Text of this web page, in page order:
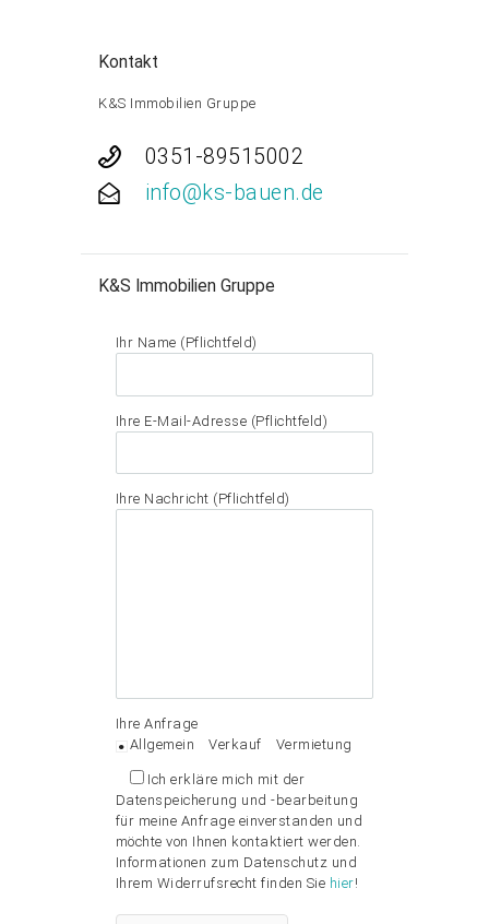
Kontakt
K&S Immobilien Gruppe
0351-89515002
info@ks-bauen.de
K&S Immobilien Gruppe
Ihr Name (Pflichtfeld)
Ihre E-Mail-Adresse (Pflichtfeld)
Ihre Nachricht (Pflichtfeld)
Ihre Anfrage
Allgemein
Verkauf Vermietung
Ich erkläre mich mit der
Datenspeicherung und -bearbeitung
für meine Anfrage einverstanden und
möchte von Ihnen kontaktiert werden.
Informationen zum Datenschutz und
Ihrem Widerrufsrecht finden Sie hier!